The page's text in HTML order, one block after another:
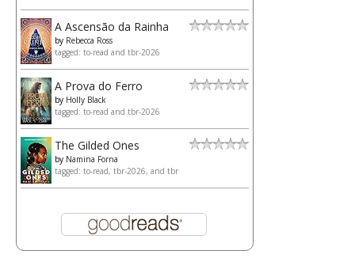
A Ascensão da Rainha
by Rebecca Ross
tagged: to-read and tbr-2026
A Prova do Ferro
by Holly Black
tagged: to-read and tbr-2026
The Gilded Ones
by Namina Forna
tagged: to-read, tbr-2026, and tbr